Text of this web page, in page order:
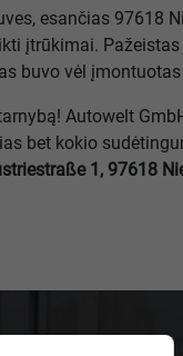
esančias 97618
įtrūkimai.
buvo vėl
Autowelt
bet kokio
1, 97618